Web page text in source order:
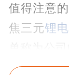
值得注意
焦三元锂
单称为公
碑，并且